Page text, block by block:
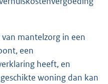
mantelzorg in een
een
heeft, en
woning dan kan